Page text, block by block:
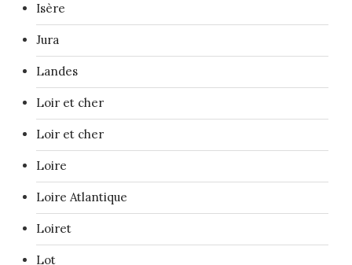
Isère
Jura
Landes
Loir et cher
Loir et cher
Loire
Loire Atlantique
Loiret
Lot